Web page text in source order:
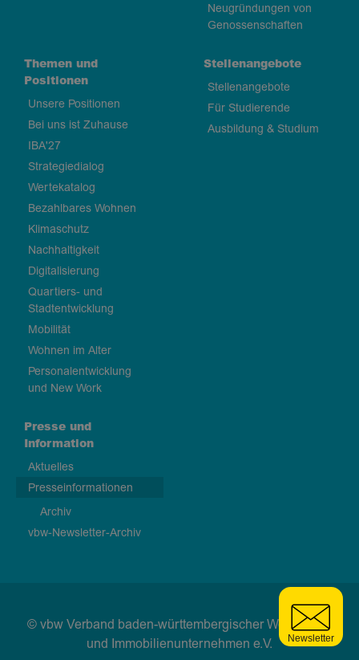
Neugründungen von
Genossenschaften
Themen und
Positionen
Unsere Positionen
Bei uns ist Zuhause
IBA'27
Strategiedialog
Wertekatalog
Bezahlbares Wohnen
Klimaschutz
Nachhaltigkeit
Digitalisierung
Quartiers- und
Stadtentwicklung
Mobilität
Wohnen im Alter
Personalentwicklung
und New Work
Stellenangebote
Stellenangebote
Für Studierende
Ausbildung & Studium
Presse und
Information
Aktuelles
Presseinformationen
Archiv
vbw-Newsletter-Archiv
© vbw Verband baden-württembergischer Wohnungs-
und Immobilienunternehmen e.V.